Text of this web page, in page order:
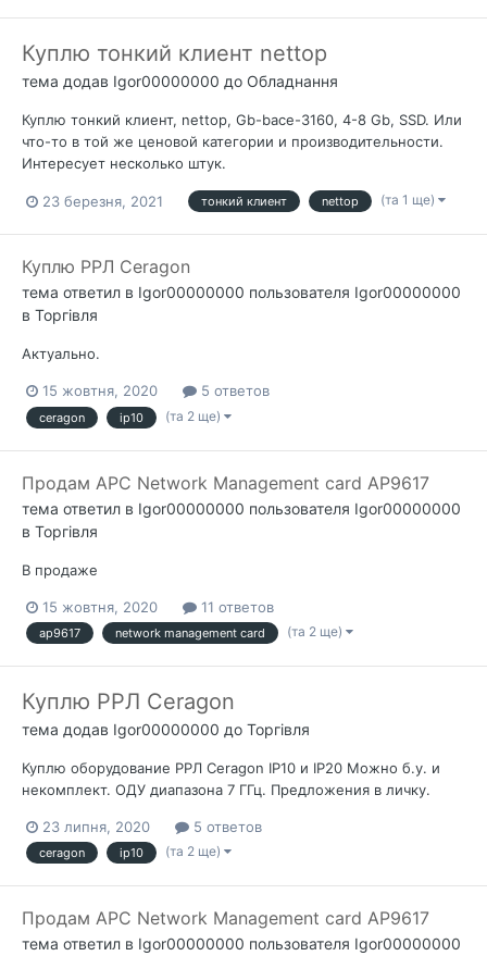
Куплю тонкий клиент nettop
тема додав Igor00000000 до Обладнання
Куплю тонкий клиент, nettop, Gb-bace-3160, 4-8 Gb, SSD. Или
что-то в той же ценовой категории и производительности.
Интересует несколько штук.
23 березня, 2021 тонкий клиент nettop (та 1 ще)
Куплю РРЛ Ceragon
тема ответил в Igor00000000 пользователя Igor00000000
в Торгівля
Актуально.
15 жовтня, 2020 5 ответов
ceragon ip10 (та 2 ще)
Продам APC Network Management card AP9617
тема ответил в Igor00000000 пользователя Igor00000000
в Торгівля
В продаже
15 жовтня, 2020 11 ответов
ap9617 network management card (та 2 ще)
Куплю РРЛ Ceragon
тема додав Igor00000000 до Торгівля
Куплю оборудование РРЛ Ceragon IP10 и IP20 Можно б.у. и
некомплект. ОДУ диапазона 7 ГГц. Предложения в личку.
23 липня, 2020 5 ответов
ceragon ip10 (та 2 ще)
Продам APC Network Management card AP9617
тема ответил в Igor00000000 пользователя Igor00000000